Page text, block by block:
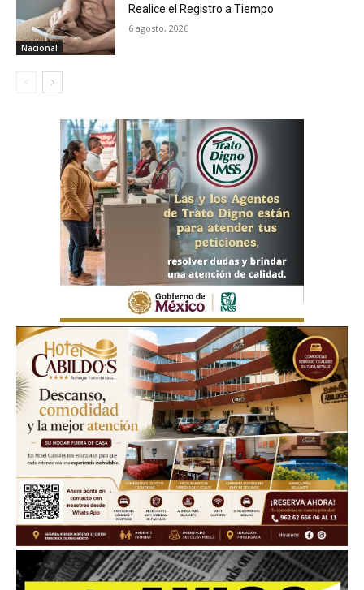
Nacional
Realice el Registro a Tiempo
6 agosto, 2026